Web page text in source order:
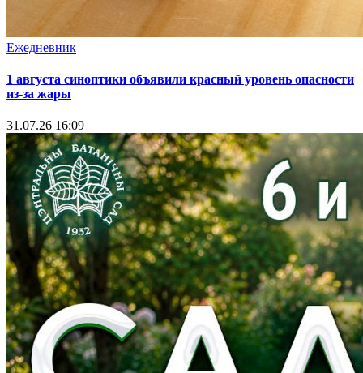
Ежедневник
1 августа синоптики объявили красный уровень опасности
из-за жары
31.07.26 16:09